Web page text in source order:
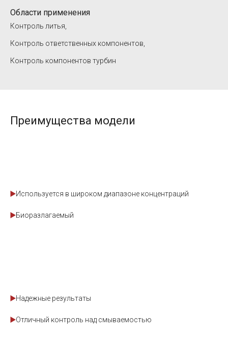
Области применения
Контроль литья,
Контроль ответственных компонентов,
Контроль компонентов турбин
Преимущества модели
Надежные результаты
Отличный контроль над смываемостью
Используется в широком диапазоне концентраций
Биоразлагаемый